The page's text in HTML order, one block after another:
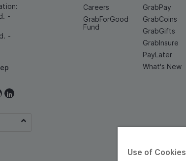
-
-
Careers
GrabForGood
Fund
GrabPay
GrabCoins
GrabGifts
GrabInsure
PayLater
What's New
Use of Cookies